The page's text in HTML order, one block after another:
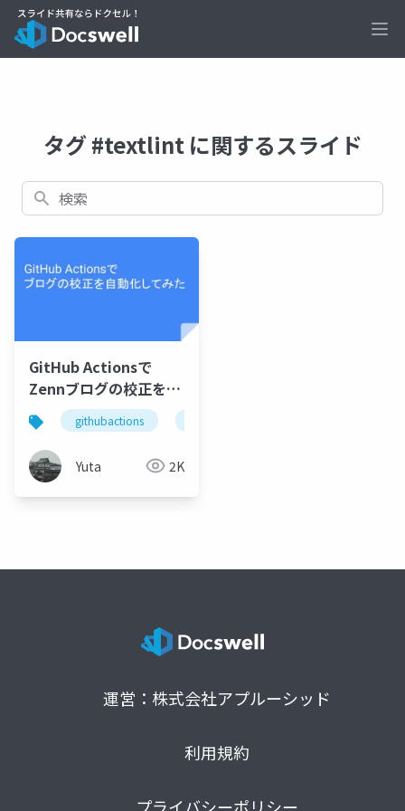
タグ #textlint に関するスライド
検索
GitHub Actionsで
Zennブログの校正を自
動化してみた
githubactions
Yuta 2K
運営：株式会社アプルーシッド
利用規約
プライバシーポリシー